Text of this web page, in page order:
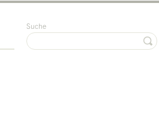
Suche